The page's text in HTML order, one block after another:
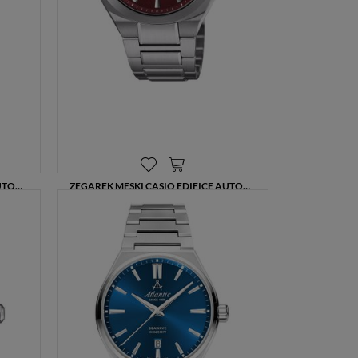
ZEGAREK MĘSKI CASIO EDIFICE AUTOMATIC EFK-200DG-5AER BROWN DIAL 38 MM ZEGAREK MĘSKI CASIO EDIFICE AUTOMATIC EFK-200D-4AER RED DIAL 38 MM
1399,00 zł 1119,00 zł